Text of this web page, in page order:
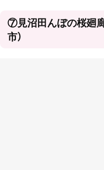
⑦見沼田んぼの桜廻
市）